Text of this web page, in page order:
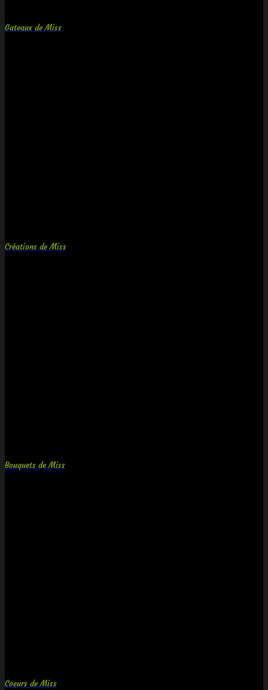
Gateaux de Miss
Créations de Miss
Bouquets de Miss
Coeurs de Miss